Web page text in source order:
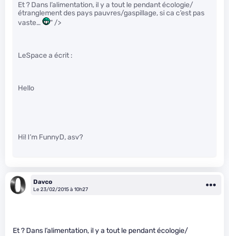
Et ? Dans l’alimentation, il y a tout le pendant écologie/
étranglement des pays pauvres/gaspillage, si ca c’est pas
vaste…
" />
LeSpace a écrit :
Hello
Hi! I’m FunnyD, asv?
Davco
Le 23/02/2015 à 10h27
Et ? Dans l’alimentation, il y a tout le pendant écologie/